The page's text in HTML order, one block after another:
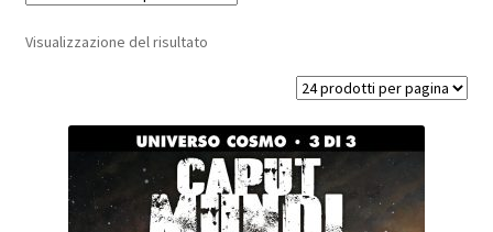
Visualizzazione del risultato